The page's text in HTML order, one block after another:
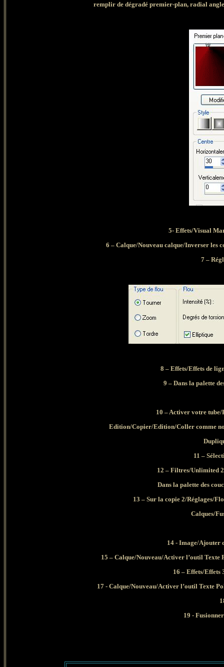
remplir de dégradé premier-plan, radial
5- Effets/Visual
6 – Calque/Nouveau calque/Inverser les
7 –
8 – Effets/Effets de
9 – Dans la palette
10 – Activer votre tube/
Edition/Copier/Edition/Coller comme
11 –
12 – Filtres/Unlimited
Dans la palette des
13 – Sur la copie 2/Réglages/
Calques/
14 - Image/Ajouter
15 – Calque/Nouveau/Activer l’outil
16 – Effets/Effets
17 - Calque/Nouveau/Activer l’outil Texte
19 -